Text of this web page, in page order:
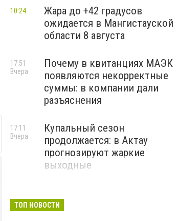
Жара до +42 градусов
ожидается в Мангистауской
области 8 августа
10:24
Почему в квитанциях МАЭК
появляются некорректные
суммы: в компании дали
разъяснения
17:51
Вчера
Купальный сезон
продолжается: в Актау
прогнозируют жаркие
выходные
17:11
Вчера
ТОП НОВОСТИ